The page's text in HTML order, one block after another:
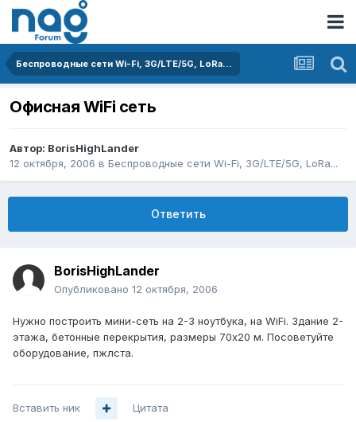
Беспроводные сети Wi-Fi, 3G/LTE/5G, LoRa...
Офисная WiFi сеть
Автор: BorisHighLander
12 октября, 2006 в Беспроводные сети Wi-Fi, 3G/LTE/5G, LoRa...
Ответить
BorisHighLander
Опубликовано 12 октября, 2006
Нужно построить мини-сеть на 2-3 ноутбука, на WiFi. Здание 2-
этажа, бетонные перекрытия, размеры 70х20 м. Посоветуйте
оборудование, пжлста.
Вставить ник Цитата